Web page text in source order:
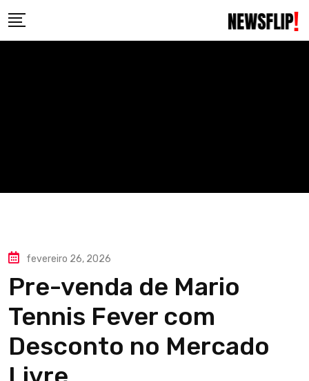
to
fevereiro 26, 2026
Pre-venda de Mario
Tennis Fever com
Desconto no Mercado